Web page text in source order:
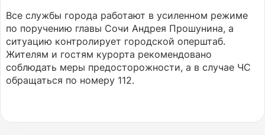
Все службы города работают в усиленном режиме
по поручению главы Сочи Андрея Прошунина, а
ситуацию контролирует городской оперштаб.
Жителям и гостям курорта рекомендовано
соблюдать меры предосторожности, а в случае ЧС
обращаться по номеру 112.